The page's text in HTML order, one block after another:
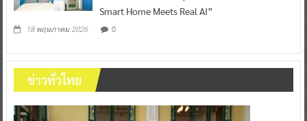
Smart Home Meets Real AI”
18 พฤษภาคม 2026 0
ข่าวทั่วไทย